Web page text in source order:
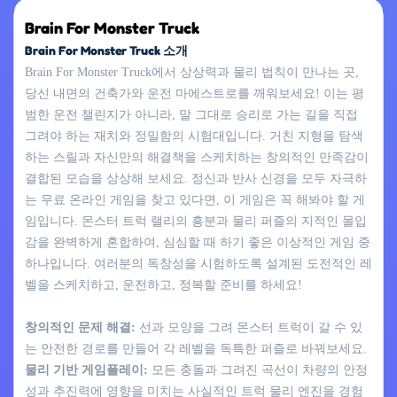
Brain For Monster Truck
Brain For Monster Truck 소개
Brain For Monster Truck에서 상상력과 물리 법칙이 만나는 곳,
당신 내면의 건축가와 운전 마에스트로를 깨워보세요! 이는 평
범한 운전 챌린지가 아니라, 말 그대로 승리로 가는 길을 직접
그려야 하는 재치와 정밀함의 시험대입니다. 거친 지형을 탐색
하는 스릴과 자신만의 해결책을 스케치하는 창의적인 만족감이
결합된 모습을 상상해 보세요. 정신과 반사 신경을 모두 자극하
는 무료 온라인 게임을 찾고 있다면, 이 게임은 꼭 해봐야 할 게
임입니다. 몬스터 트럭 랠리의 흥분과 물리 퍼즐의 지적인 몰입
감을 완벽하게 혼합하여, 심심할 때 하기 좋은 이상적인 게임 중
하나입니다. 여러분의 독창성을 시험하도록 설계된 도전적인 레
벨을 스케치하고, 운전하고, 정복할 준비를 하세요!
창의적인 문제 해결: 선과 모양을 그려 몬스터 트럭이 갈 수 있
는 안전한 경로를 만들어 각 레벨을 독특한 퍼즐로 바꿔보세요.
물리 기반 게임플레이: 모든 충돌과 그려진 곡선이 차량의 안정
성과 추진력에 영향을 미치는 사실적인 트럭 물리 엔진을 경험